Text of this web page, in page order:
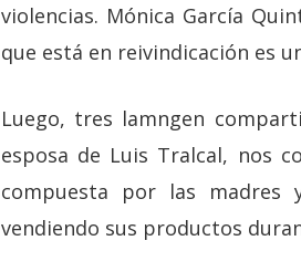
violencias. Mónica García
que está en reivindicación es
Luego, tres lamngen
esposa de Luis Tralcal, nos
compuesta por las madres
vendiendo sus productos